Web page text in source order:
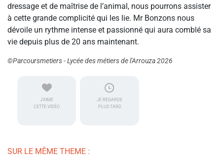
dressage et de maîtrise de l’animal, nous pourrons assister
à cette grande complicité qui les lie. Mr Bonzons nous
dévoile un rythme intense et passionné qui aura comblé sa
vie depuis plus de 20 ans maintenant.
©Parcoursmetiers - Lycée des métiers de l'Arrouza 2026
J'AIME
CETTE VIDÉO
JE REGARDE
PLUS TARD
SUR LE MÊME THEME :